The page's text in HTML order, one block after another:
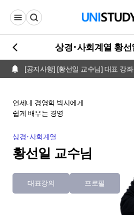
상경･사회계열 황선
[공지사항] [황선일 교수님] 대표 강
[공지사항] [황선일 교수님] 대표 강
[공지사항] [황선일 교수님] 대표 강좌
연세대 경영학 박사에게
쉽게 배우는 경영
상경･사회계열
황선일 교수님
대표강의 프로필